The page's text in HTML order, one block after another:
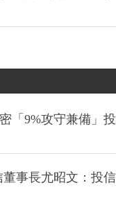
「9%攻守兼備」投
事長尤昭文：投信